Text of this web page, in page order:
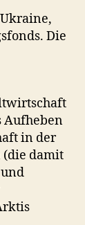
Die
Aufheben
in der
(die damit